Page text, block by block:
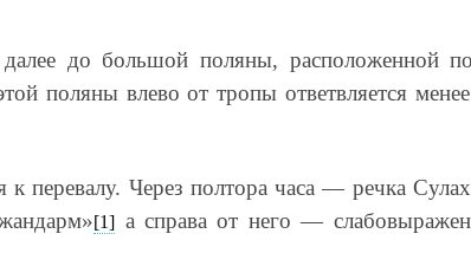
до большой поляны, расположенной
поляны влево от тропы ответвляется
перевалу. Через полтора часа — речка
[1] а справа от него —